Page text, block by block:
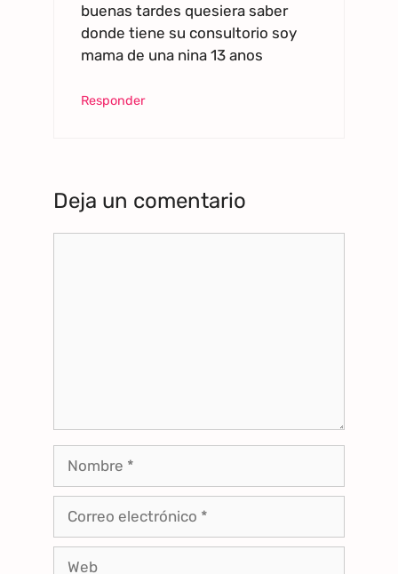
buenas tardes quesiera saber
donde tiene su consultorio soy
mama de una nina 13 anos
Responder
Deja un comentario